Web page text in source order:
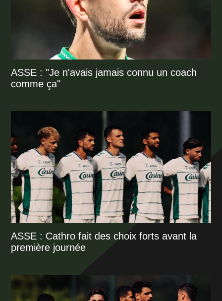
ASSE : "Je n'avais jamais connu un coach
comme ça"
ASSE : Cathro fait des choix forts avant la
première journée